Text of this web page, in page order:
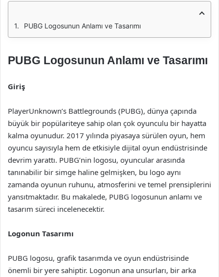
PUBG Logosunun Anlamı ve Tasarımı
PUBG Logosunun Anlamı ve Tasarımı
Giriş
PlayerUnknown’s Battlegrounds (PUBG), dünya çapında
büyük bir popülariteye sahip olan çok oyunculu bir hayatta
kalma oyunudur. 2017 yılında piyasaya sürülen oyun, hem
oyuncu sayısıyla hem de etkisiyle dijital oyun endüstrisinde
devrim yarattı. PUBG’nin logosu, oyuncular arasında
tanınabilir bir simge haline gelmişken, bu logo aynı
zamanda oyunun ruhunu, atmosferini ve temel prensiplerini
yansıtmaktadır. Bu makalede, PUBG logosunun anlamı ve
tasarım süreci incelenecektir.
Logonun Tasarımı
PUBG logosu, grafik tasarımda ve oyun endüstrisinde
önemli bir yere sahiptir. Logonun ana unsurları, bir arka